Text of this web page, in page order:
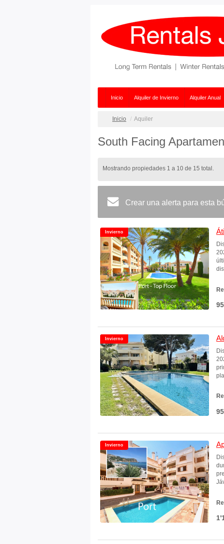
Inicio Alquiler de Invierno Alquiler Anual
Inicio Aquiler
South Facing
Mostrando propiedades 1 a 10 de 15 total.
Crear una alerta para esta
Invierno
Invierno
Invierno